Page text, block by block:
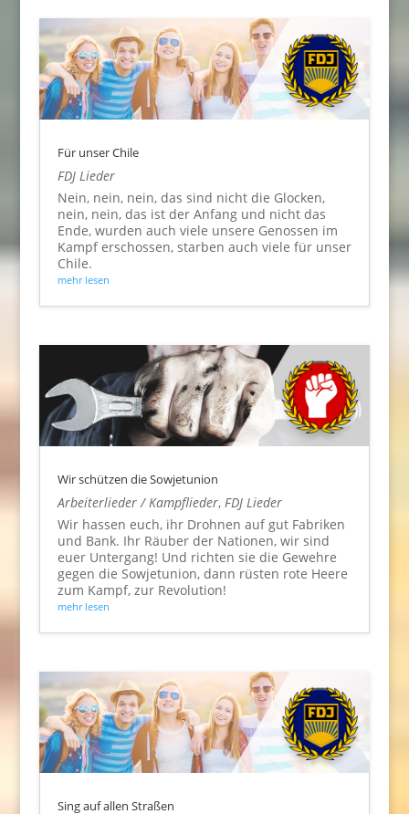
Für unser Chile
FDJ Lieder
Nein, nein, nein, das sind nicht die Glocken,
nein, nein, das ist der Anfang und nicht das
Ende, wurden auch viele unsere Genossen im
Kampf erschossen, starben auch viele für unser
Chile.
mehr lesen
Wir schützen die Sowjetunion
Arbeiterlieder / Kampflieder, FDJ Lieder
Wir hassen euch, ihr Drohnen auf gut Fabriken
und Bank. Ihr Räuber der Nationen, wir sind
euer Untergang! Und richten sie die Gewehre
gegen die Sowjetunion, dann rüsten rote Heere
zum Kampf, zur Revolution!
mehr lesen
Sing auf allen Straßen